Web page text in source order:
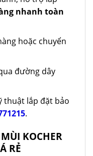
nhanh toàn
hoặc chuyển
đường dây
thuật lắp đặt bảo
.
KOCHER
RẺ